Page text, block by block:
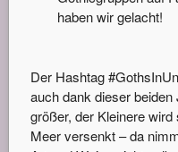
haben wir gelacht!
Der Hashtag
auch dank dieser
größer, der Kleinere
Meer versenkt – da